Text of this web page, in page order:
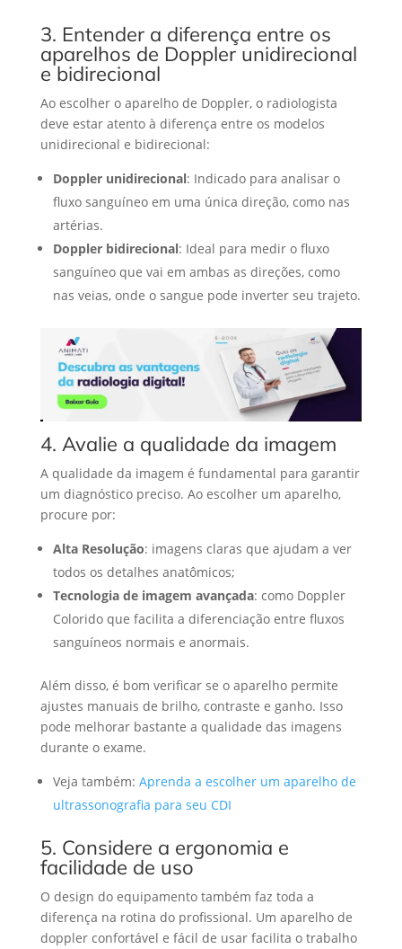
3. Entender a diferença entre os
aparelhos de Doppler unidirecional
e bidirecional
Ao escolher o aparelho de Doppler, o radiologista
deve estar atento à diferença entre os modelos
unidirecional e bidirecional:
Doppler unidirecional: Indicado para analisar o
fluxo sanguíneo em uma única direção, como nas
artérias.
Doppler bidirecional: Ideal para medir o fluxo
sanguíneo que vai em ambas as direções, como
nas veias, onde o sangue pode inverter seu trajeto.
4. Avalie a qualidade da imagem
A qualidade da imagem é fundamental para garantir
um diagnóstico preciso. Ao escolher um aparelho,
procure por:
Alta Resolução: imagens claras que ajudam a ver
todos os detalhes anatômicos;
Tecnologia de imagem avançada: como Doppler
Colorido que facilita a diferenciação entre fluxos
sanguíneos normais e anormais.
Além disso, é bom verificar se o aparelho permite
ajustes manuais de brilho, contraste e ganho. Isso
pode melhorar bastante a qualidade das imagens
durante o exame.
Veja também: Aprenda a escolher um aparelho de
ultrassonografia para seu CDI
5. Considere a ergonomia e
facilidade de uso
O design do equipamento também faz toda a
diferença na rotina do profissional. Um aparelho de
doppler confortável e fácil de usar facilita o trabalho